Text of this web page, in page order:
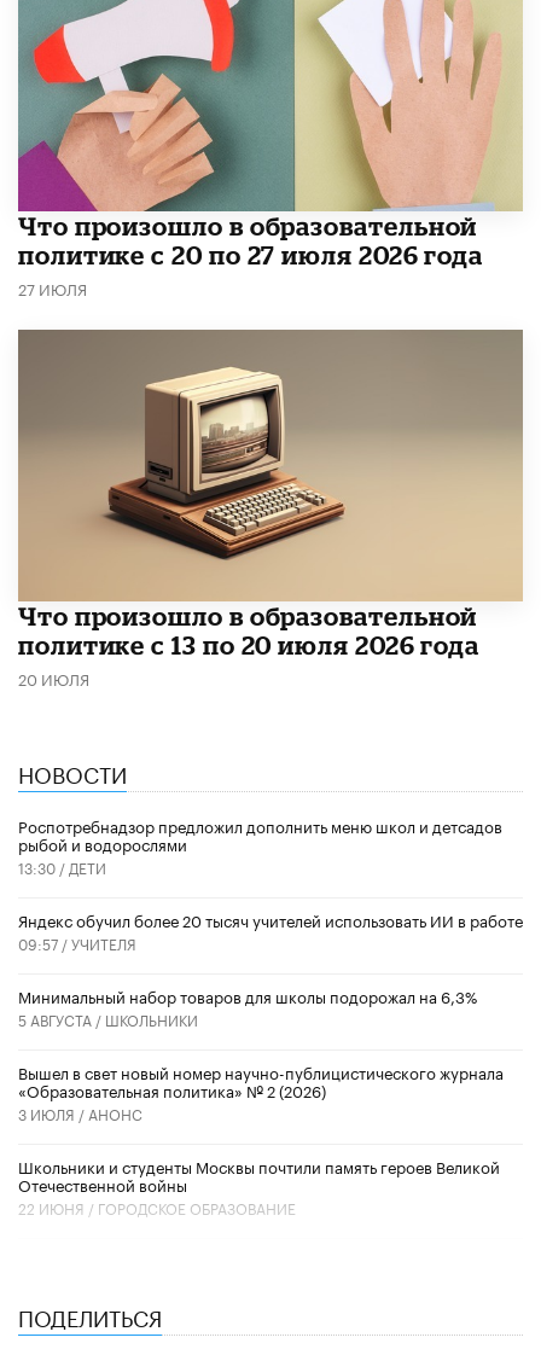
​Что произошло в образовательной
политике с 20 по 27 июля 2026 года
27 ИЮЛЯ
Что произошло в образовательной
политике с 13 по 20 июля 2026 года
20 ИЮЛЯ
НОВОСТИ
Роспотребнадзор предложил дополнить меню школ и детсадов
рыбой и водорослями
13:30 / ДЕТИ
​Яндекс обучил более 20 тысяч учителей использовать ИИ в работе
09:57 /УЧИТЕЛЯ
Минимальный набор товаров для школы подорожал на 6,3%
5 АВГУСТА / ШКОЛЬНИКИ
Вышел в свет новый номер научно-публицистического журнала
«Образовательная политика» № 2 (2026)
3 ИЮЛЯ / АНОНС
Школьники и студенты Москвы почтили память героев Великой
Отечественной войны
22 ИЮНЯ / ГОРОДСКОЕ ОБРАЗОВАНИЕ
ПОДЕЛИТЬСЯ